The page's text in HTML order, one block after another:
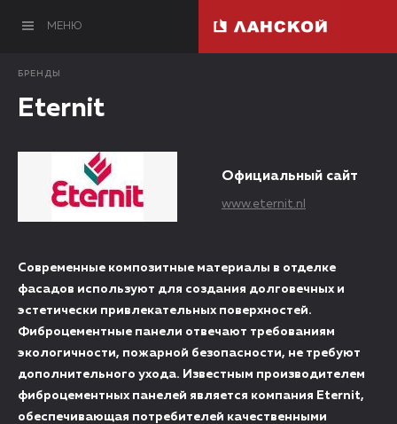
МЕНЮ
БРЕНДЫ
Eternit
Официальный сайт
www.eternit.nl
Современные композитные материалы в отделке
фасадов используют для создания долговечных и
эстетически привлекательных поверхностей.
Фиброцементные панели отвечают требованиям
экологичности, пожарной безопасности, не требуют
дополнительного ухода. Известным производителем
фиброцементных панелей является компания Eternit,
обеспечивающая потребителей качественными